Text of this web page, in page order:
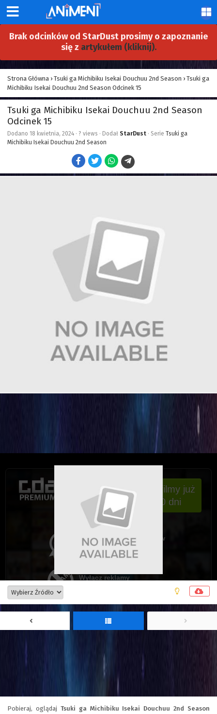
Brak odcinków od StarDust prosimy o zapoznanie
się z artykułem (kliknij).
Strona Główna › Tsuki ga Michibiku Isekai Douchuu 2nd Season › Tsuki ga
Michibiku Isekai Douchuu 2nd Season Odcinek 15
Tsuki ga Michibiku Isekai Douchuu 2nd Season
Odcinek 15
Dodano 18 kwietnia, 2024 · ? views · Dodał StarDust · Serie Tsuki ga
Michibiku Isekai Douchuu 2nd Season
Pobieraj, oglądaj Tsuki ga Michibiku Isekai Douchuu 2nd Season